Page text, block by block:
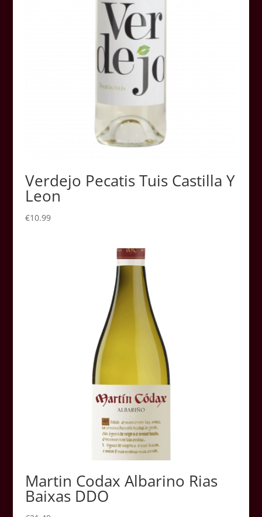
Verdejo Pecatis Tuis Castilla Y
Leon
€10.99
Martin Codax Albarino Rias
Baixas DDO